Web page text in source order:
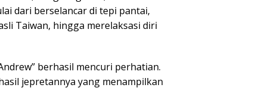
dari berselancar di tepi pantai,
Taiwan, hingga merelaksasi diri
berhasil mencuri perhatian.
jepretannya yang menampilkan